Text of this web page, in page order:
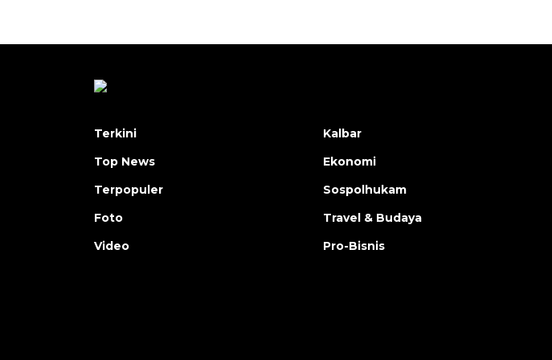
Terkini
Top News
Terpopuler
Foto
Video
Kalbar
Ekonomi
Sospolhukam
Travel & Budaya
Pro-Bisnis